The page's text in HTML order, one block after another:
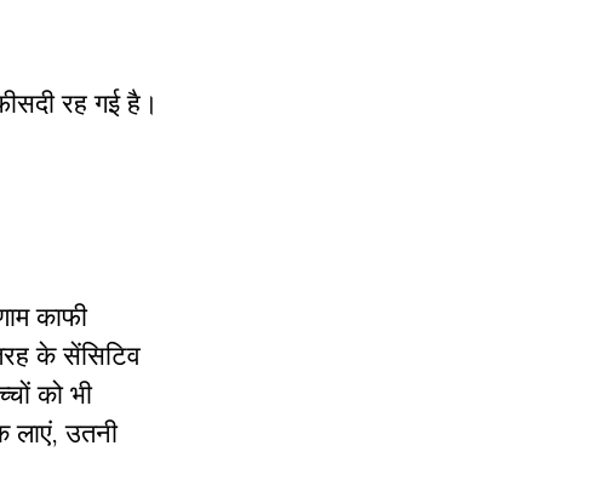
रह गई है।
काफी
के सेंसिटिव
को भी
लाएं, उतनी